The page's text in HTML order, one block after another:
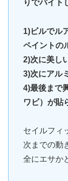
りでバイト
1)ビルでル
ペイントの
2)次に美し
3)次にアル
4)最後まで
ワビ）が貼
セイルフィ
次までの動
全にエサか